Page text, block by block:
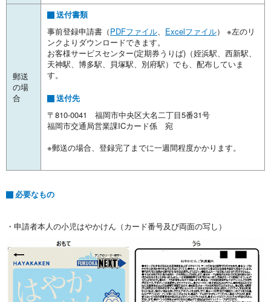
郵送
の場
合
送付書類
事前登録申請書（PDFファイル、 Excelファイル） ※左のリ
ンクよりダウンロードできます。
お客様サービスセンター(定期券うりば)（姪浜駅、西新駅、
天神駅、博多駅、貝塚駅、別府駅）でも、配布していま
す。
送付先
〒810-0041 福岡市中央区大名二丁目5番31号
福岡市交通局営業課ICカード係 宛
※郵送の場合、登録完了までに一週間程度かかります。
必要なもの
・申請者本人の小児はやかけん（カード番号及び両面の写し）